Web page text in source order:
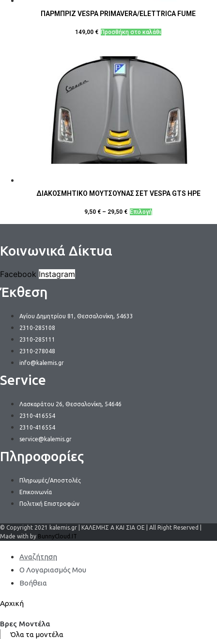
ΠΑΡΜΠΡΙΖ VESPA PRIMAVERA/ELETTRICA FUME
149,00 € Προσθήκη στο καλάθι
ΔΙΑΚΟΣΜΗΤΙΚΟ ΜΟΥΤΣΟΥΝΑΣ ΣΕΤ VESPA GTS HPE
9,50 € – 29,50 € ΕπιλογήΑυτό
το
Κοινωνικά Δίκτυα
Facebook Instagram
Έκθεση
Αγίου Δημητρίου 81, Θεσσαλονίκη, 54633
2310-285108
2310-285111
2310-278048
info@kalemis.gr
Service
Λασκαράτου 26, Θεσσαλονίκη, 54646
2310-416554
2310-416554
service@kalemis.gr
Πληροφορίες
Πληρωμές/Αποστολές
Επικοινωνία
Πολιτική Επιστροφών
© Copyright 2021 kalemis.gr | ΚΑΛΕΜΗΣ Α ΚΑΙ ΣΙΑ ΟΕ | All Right Reserved |
Made with by BunnyCloud.IT
Αναζήτηση
Ο Λογαριασμός Μου
Βοήθεια
Αρχική
Βρες Μοντέλα
Όλα τα μοντέλα